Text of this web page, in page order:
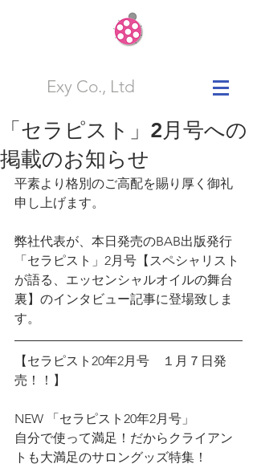
Exy Co., Ltd
「セラピスト」2月号への
掲載のお知らせ
平素より格別のご高配を賜り厚く御礼
申し上げます。
弊社代表が、本日発売のBAB出版発行
「セラピスト」2月号【スペシャリスト
が語る、エッセンシャルオイルの舞台
裏】のインタビュー記事に登場致しま
す。
【セラピスト20年2月号　１月７日発
売！！】
NEW 「セラピスト20年2月号」
自分で使って満足！だからクライアン
トも大満足のサロングッズ特集！